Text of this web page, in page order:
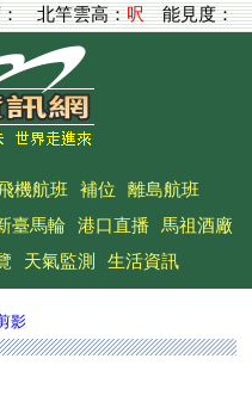
北竿雲高：呎能見度：
機航班 補位 離島航班
臺馬輪 港口直播 馬祖酒廠
天氣監測 生活資訊
影